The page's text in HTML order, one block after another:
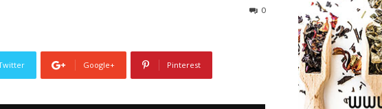
0
Google+ Pinterest